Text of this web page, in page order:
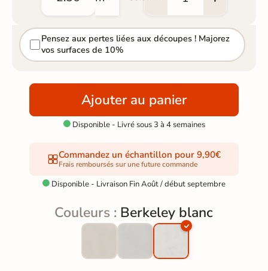
Pensez aux pertes liées aux découpes ! Majorez
vos surfaces de 10%
Ajouter au panier
Disponible - Livré sous 3 à 4 semaines
Commandez un échantillon pour 9,90€
Frais remboursés sur une future commande
 Disponible - Livraison Fin Août / début septembre
Couleurs : Berkeley blanc